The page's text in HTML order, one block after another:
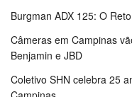
Burgman ADX 125: O
Câmeras em Campinas
Benjamin e JBD
Coletivo SHN celebra 25